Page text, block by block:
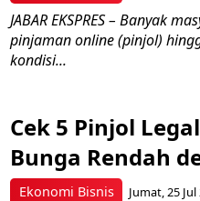
JABAR EKSPRES – Banyak
pinjaman online (pinjol)
kondisi...
Ekonomi Bisnis
Cek 5 Pinjol
Bunga Rendah
Jumat, 25